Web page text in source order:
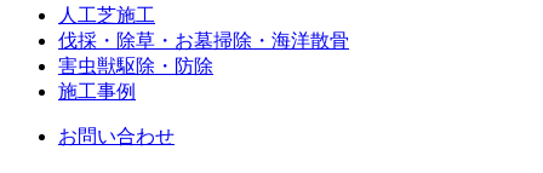
人工芝施工
伐採・除草・お墓掃除・海洋散骨
害虫獣駆除・防除
施工事例
お問い合わせ